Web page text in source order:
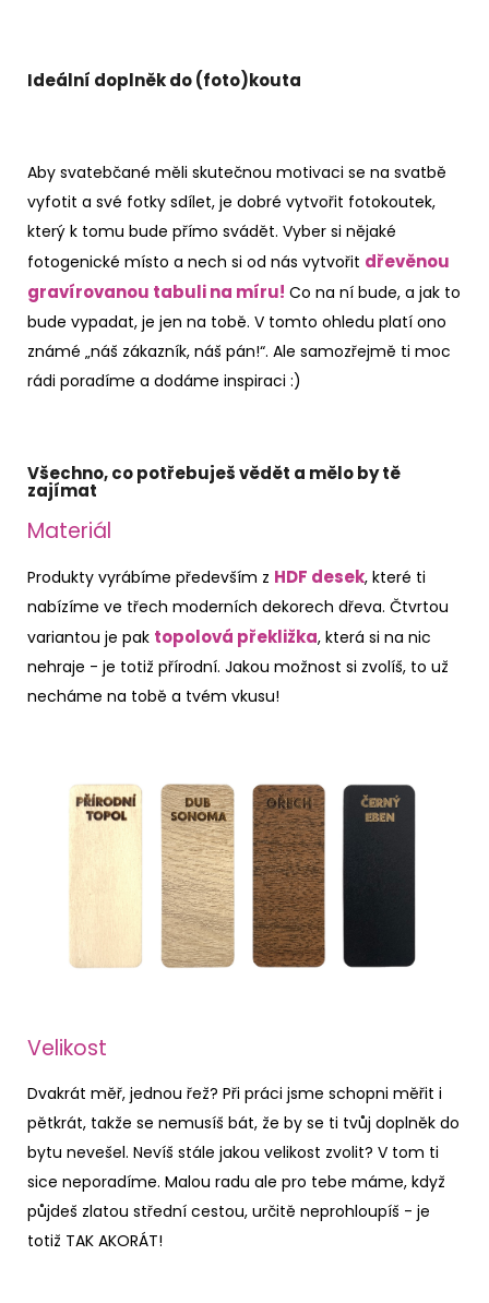
Ideální doplněk do (foto)kouta
Aby svatebčané měli skutečnou motivaci se na svatbě
vyfotit a své fotky sdílet, je dobré vytvořit fotokoutek,
který k tomu bude přímo svádět. Vyber si nějaké
fotogenické místo a nech si od nás vytvořit dřevěnou
gravírovanou tabuli na míru! Co na ní bude, a jak to
bude vypadat, je jen na tobě. V tomto ohledu platí ono
známé „náš zákazník, náš pán!“. Ale samozřejmě ti moc
rádi poradíme a dodáme inspiraci :)
Všechno, co potřebuješ vědět a mělo by tě
zajímat
Materiál
Produkty vyrábíme především z HDF desek, které ti
nabízíme ve třech moderních dekorech dřeva. Čtvrtou
variantou je pak topolová překližka, která si na nic
nehraje - je totiž přírodní. Jakou možnost si zvolíš, to už
necháme na tobě a tvém vkusu!
Velikost
Dvakrát měř, jednou řež? Při práci jsme schopni měřit i
pětkrát, takže se nemusíš bát, že by se ti tvůj doplněk do
bytu nevešel. Nevíš stále jakou velikost zvolit? V tom ti
sice neporadíme. Malou radu ale pro tebe máme, když
půjdeš zlatou střední cestou, určitě neprohloupíš - je
totiž TAK AKORÁT!